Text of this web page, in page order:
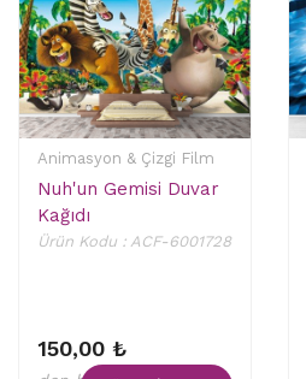
Animasyon & Çizgi Film
Nuh'un Gemisi Duvar
Kağıdı
Ürün Kodu : ACF-6001728
150,00 ₺